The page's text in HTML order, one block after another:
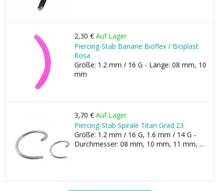
2,30 € Auf Lager
Piercing-Stab Banane Bioflex / Bioplast
Rosa
Größe: 1.2 mm / 16 G - Länge: 08 mm, 10
mm
3,70 € Auf Lager
Piercing-Stab Spirale Titan Grad 23
Größe: 1.2 mm / 16 G, 1.6 mm / 14 G -
Durchmesser: 08 mm, 10 mm, 11 mm, ...